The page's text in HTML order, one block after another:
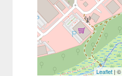
Leaflet| ©